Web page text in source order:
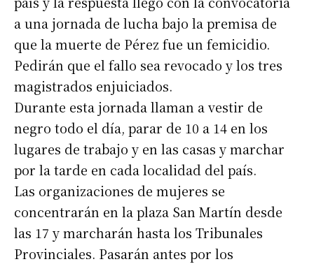
a una jornada de lucha bajo la premisa de
que la muerte de Pérez fue un femicidio.
Pedirán que el fallo sea revocado y los tres
magistrados enjuiciados.
Durante esta jornada llaman a vestir de
negro todo el día, parar de 10 a 14 en los
lugares de trabajo y en las casas y marchar
por la tarde en cada localidad del país.
Las organizaciones de mujeres se
concentrarán en la plaza San Martín desde
las 17 y marcharán hasta los Tribunales
Provinciales. Pasarán antes por los